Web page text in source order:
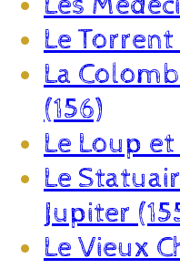
Le
La
(156)
Le Loup
Le
Jupiter
Le Vieux